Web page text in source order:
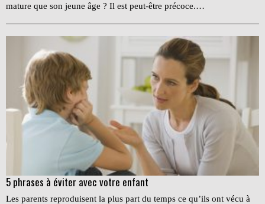
mature que son jeune âge ? Il est peut-être précoce.…
5 phrases à éviter avec votre enfant
Les parents reproduisent la plus part du temps ce qu’ils ont vécu à